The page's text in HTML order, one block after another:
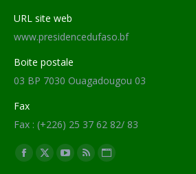
URL site web
www.presidencedufaso.bf
Boite postale
03 BP 7030 Ouagadougou 03
Fax
Fax : (+226) 25 37 62 82/ 83
Trouvez nous sur :
Facebook
X
YouTube
RSS Site